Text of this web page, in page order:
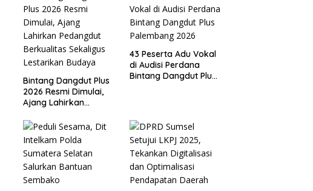
Bintang Dangdut Plus
2026 Resmi Dimulai,
Ajang Lahirkan
Berkualitas Sekaligus
Lestarikan Budaya
43 Peserta Adu Vokal
di Audisi Perdana
Bintang Dangdut Plus